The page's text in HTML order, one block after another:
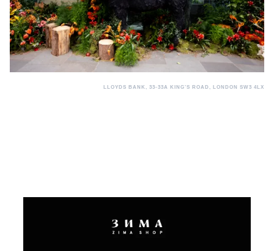
LLOYDS BANK, 33-33A KING’S ROAD, LONDON SW3 4LX